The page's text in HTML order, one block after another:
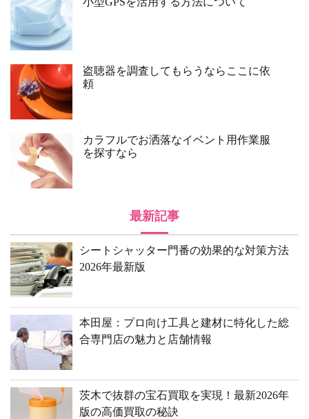
盗聴器を調査してもらうならここに依
頼
カラフルでお洒落なイベント用作業服
を探すなら
最新記事
シートシャッター門番の効果的な対策方法
2026年最新版
本田屋：プロ向け工具と建材に特化した総
合専門店の魅力と店舗情報
茨木で抜群の宝石買取を実現！最新2026年
版の高価買取の秘訣